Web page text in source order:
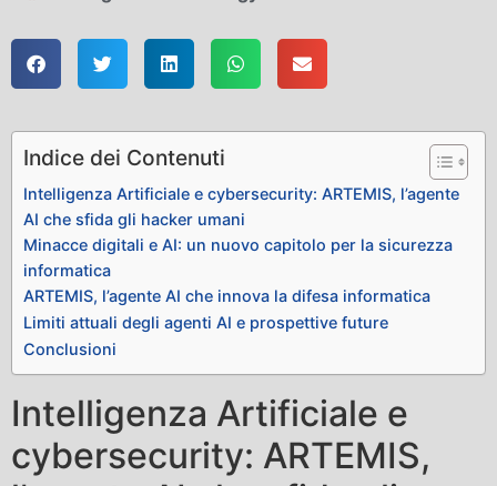
Indice dei Contenuti
Intelligenza Artificiale e cybersecurity: ARTEMIS, l’agente
AI che sfida gli hacker umani
Minacce digitali e AI: un nuovo capitolo per la sicurezza
informatica
ARTEMIS, l’agente AI che innova la difesa informatica
Limiti attuali degli agenti AI e prospettive future
Conclusioni
Intelligenza Artificiale e
cybersecurity: ARTEMIS,